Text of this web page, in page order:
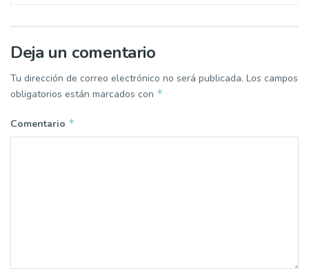
Deja un comentario
Tu dirección de correo electrónico no será publicada. Los campos
obligatorios están marcados con *
Comentario *